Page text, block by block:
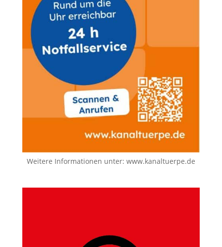
Weitere Informationen unter: www.kanaltuerpe.de